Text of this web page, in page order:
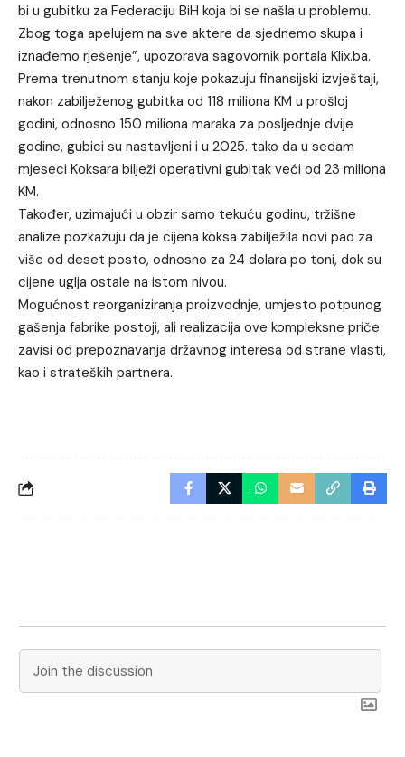
bi u gubitku za Federaciju BiH koja bi se našla u problemu.
Zbog toga apelujem na sve aktere da sjednemo skupa i
iznađemo rješenje”, upozorava sagovornik portala Klix.ba.
Prema trenutnom stanju koje pokazuju finansijski izvještaji,
nakon zabilježenog gubitka od 118 miliona KM u prošloj
godini, odnosno 150 miliona maraka za posljednje dvije
godine, gubici su nastavljeni i u 2025. tako da u sedam
mjeseci Koksara bilježi operativni gubitak veći od 23 miliona
KM.
Također, uzimajući u obzir samo tekuću godinu, tržišne
analize pozkazuju da je cijena koksa zabilježila novi pad za
više od deset posto, odnosno za 24 dolara po toni, dok su
cijene uglja ostale na istom nivou.
Mogućnost reorganiziranja proizvodnje, umjesto potpunog
gašenja fabrike postoji, ali realizacija ove kompleksne priče
zavisi od prepoznavanja državnog interesa od strane vlasti,
kao i strateških partnera.